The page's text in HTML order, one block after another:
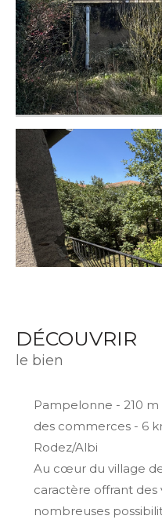
DÉCOUVRIR
le bien
Pampelonne - 210
des commerces - 6
Rodez/Albi
Au cœur du village
caractère offrant des
nombreuses